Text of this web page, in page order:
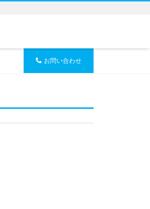
お問い合わせ